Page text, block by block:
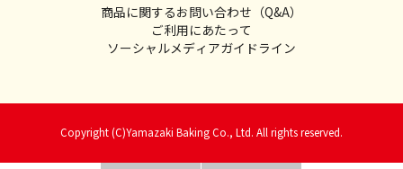
商品に関するお問い合わせ（Q&A）
ご利用にあたって
ソーシャルメディアガイドライン
Copyright (C)Yamazaki Baking Co., Ltd. All rights reserved.